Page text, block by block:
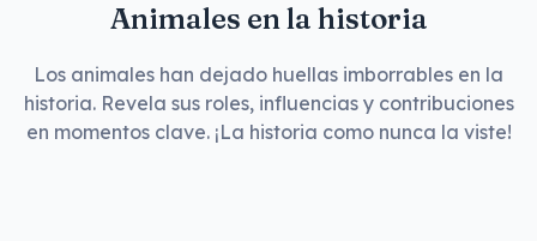
Animales en la historia
Los animales han dejado huellas imborrables en la
historia. Revela sus roles, influencias y contribuciones
en momentos clave. ¡La historia como nunca la viste!